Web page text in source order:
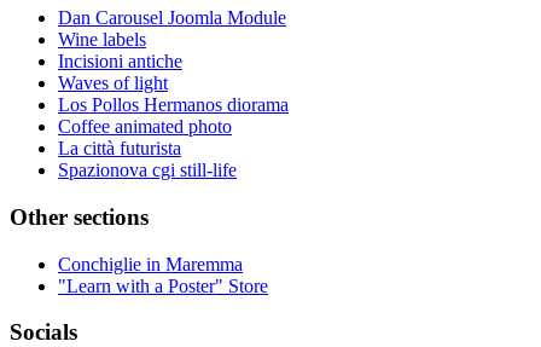
Dan Carousel Joomla Module
Wine labels
Incisioni antiche
Waves of light
Los Pollos Hermanos diorama
Coffee animated photo
La città futurista
Spazionova cgi still-life
Other sections
Conchiglie in Maremma
"Learn with a Poster" Store
Socials